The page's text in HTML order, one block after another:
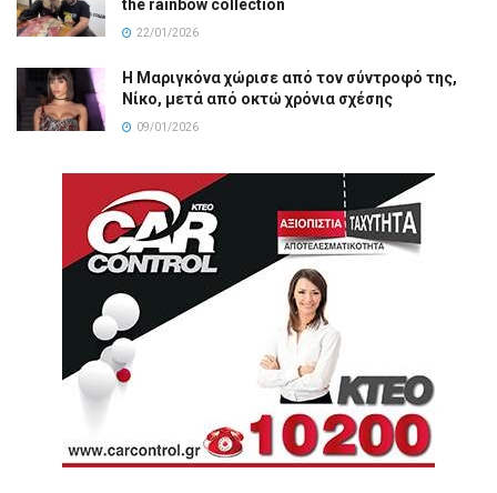
the rainbow collection
22/01/2026
Η Μαριγκόνα χώρισε από τον σύντροφό της,
Νίκο, μετά από οκτώ χρόνια σχέσης
09/01/2026